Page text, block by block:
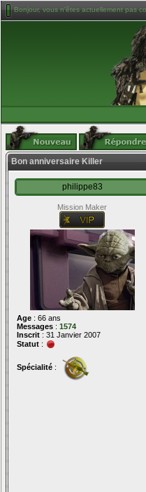
Bonjour, vous n'êtes actuellement pas
Bon anniversaire Killer
philippe83
Mission Maker
Age : 66 ans
Messages : 1574
Inscrit : 31 Janvier 2007
Statut :
Spécialité :